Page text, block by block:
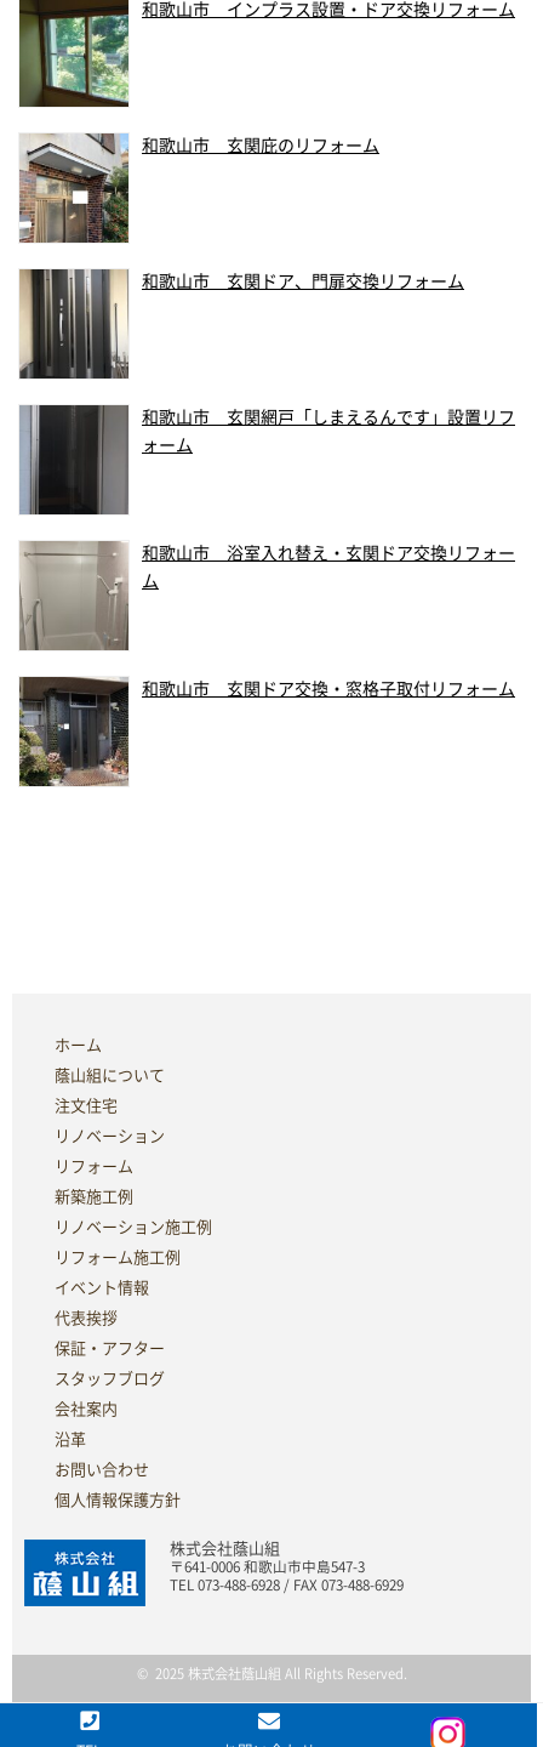
和歌山市 インプラス設置・ドア交換リフォーム
和歌山市 玄関庇のリフォーム
和歌山市 玄関ドア、門扉交換リフォーム
和歌山市 玄関網戸「しまえるんです」設置リフ
ォーム
和歌山市 浴室入れ替え・玄関ドア交換リフォー
ム
和歌山市 玄関ドア交換・窓格子取付リフォーム
ホーム
蔭山組について
注文住宅
リノベーション
リフォーム
新築施工例
リノベーション施工例
リフォーム施工例
イベント情報
代表挨拶
保証・アフター
スタッフブログ
会社案内
沿革
お問い合わせ
個人情報保護方針
株式会社蔭山組
〒641-0006 和歌山市中島547-3
TEL 073-488-6928 / FAX 073-488-6929
© 2025 株式会社蔭山組 All Rights Reserved.